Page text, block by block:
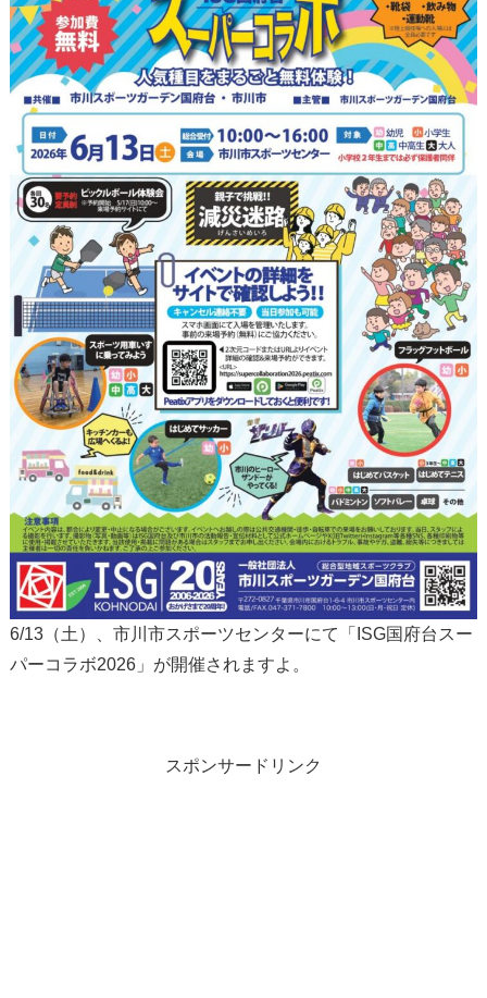
6/13（土）、市川市スポーツセンターにて「ISG国府台スー
パーコラボ2026」が開催されますよ。
スポンサードリンク